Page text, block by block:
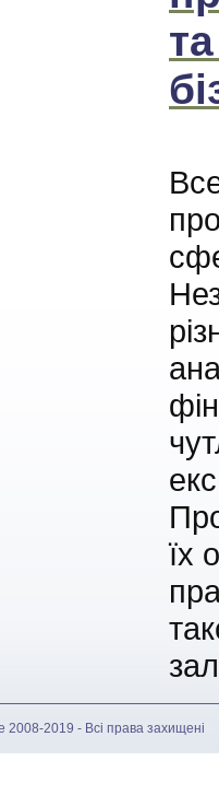
їх
2008-2019 - Всі права захищені